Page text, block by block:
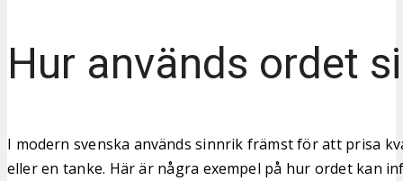
Hur används ordet
I modern svenska används sinnrik främst för att prisa
eller en tanke. Här är några exempel på hur ordet kan